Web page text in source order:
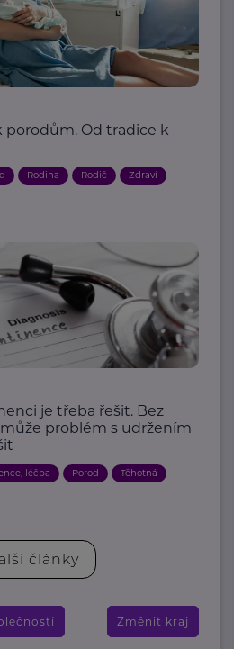
porodům. Od tradice k
Rodina Rodič Zdraví
je třeba řešit. Bez
problém s udržením
léčba Porod Těhotná
články
Změnit kraj